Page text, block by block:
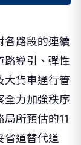
各路段的連續
路導引、彈性
大貨車通行管
全力加強秩序
所預估的11
省道替代道